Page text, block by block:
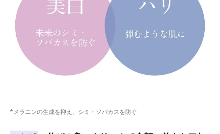
*メラニンの生成を抑え、シミ・ソバカスを防ぐ